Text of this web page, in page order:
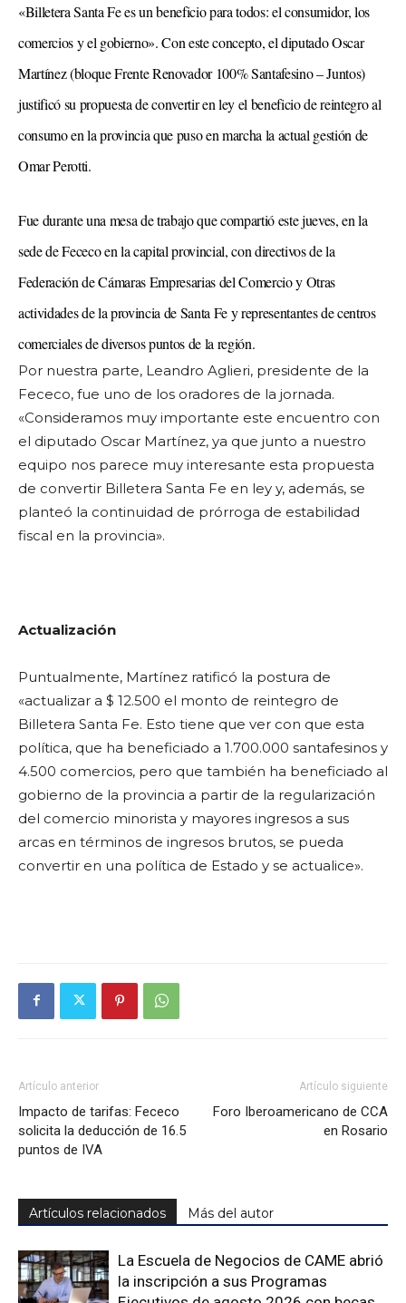
«Billetera Santa Fe es un beneficio para todos: el consumidor, los
comercios y el gobierno». Con este concepto, el diputado Oscar
Martínez (bloque Frente Renovador 100% Santafesino – Juntos)
justificó su propuesta de convertir en ley el beneficio de reintegro al
consumo en la provincia que puso en marcha la actual gestión de
Omar Perotti.
Fue durante una mesa de trabajo que compartió este jueves, en la
sede de Fececo en la capital provincial, con directivos de la
Federación de Cámaras Empresarias del Comercio y Otras
actividades de la provincia de Santa Fe y representantes de centros
comerciales de diversos puntos de la región.
Por nuestra parte, Leandro Aglieri, presidente de la
Fececo, fue uno de los oradores de la jornada.
«Consideramos muy importante este encuentro con
el diputado Oscar Martínez, ya que junto a nuestro
equipo nos parece muy interesante esta propuesta
de convertir Billetera Santa Fe en ley y, además, se
planteó la continuidad de prórroga de estabilidad
fiscal en la provincia».
Actualización
Puntualmente, Martínez ratificó la postura de
«actualizar a $ 12.500 el monto de reintegro de
Billetera Santa Fe. Esto tiene que ver con que esta
política, que ha beneficiado a 1.700.000 santafesinos y
4.500 comercios, pero que también ha beneficiado al
gobierno de la provincia a partir de la regularización
del comercio minorista y mayores ingresos a sus
arcas en términos de ingresos brutos, se pueda
convertir en una política de Estado y se actualice».
Artículo anterior
Impacto de tarifas: Fececo
solicita la deducción de 16.5
puntos de IVA
Artículo siguiente
Foro Iberoamericano de CCA
en Rosario
Artículos relacionados Más del autor
La Escuela de Negocios de CAME abrió
la inscripción a sus Programas